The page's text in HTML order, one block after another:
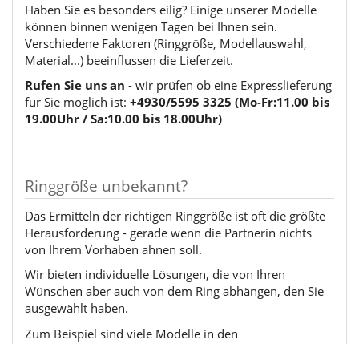
Haben Sie es besonders eilig? Einige unserer Modelle
können binnen wenigen Tagen bei Ihnen sein.
Verschiedene Faktoren (Ringgröße, Modellauswahl,
Material...) beeinflussen die Lieferzeit.
Rufen Sie uns an - wir prüfen ob eine Expresslieferung
für Sie möglich ist: +4930/5595 3325 (Mo-Fr:11.00 bis
19.00Uhr / Sa:10.00 bis 18.00Uhr)
Ringgröße unbekannt?
Das Ermitteln der richtigen Ringgröße ist oft die größte
Herausforderung - gerade wenn die Partnerin nichts
von Ihrem Vorhaben ahnen soll.
Wir bieten individuelle Lösungen, die von Ihren
Wünschen aber auch von dem Ring abhängen, den Sie
ausgewählt haben.
Zum Beispiel sind viele Modelle in den